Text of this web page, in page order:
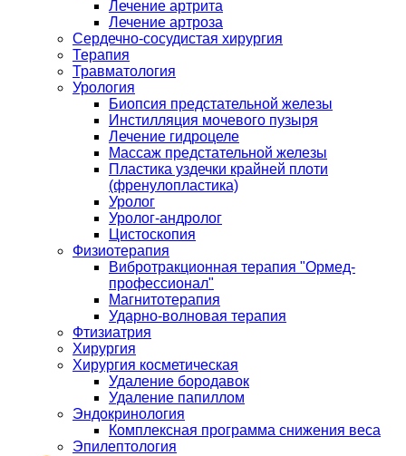
Лечение артрита
Лечение артроза
Сердечно-сосудистая хирургия
Терапия
Травматология
Урология
Биопсия предстательной железы
Инстилляция мочевого пузыря
Лечение гидроцеле
Массаж предстательной железы
Пластика уздечки крайней плоти
(френулопластика)
Уролог
Уролог-андролог
Цистоскопия
Физиотерапия
Вибротракционная терапия "Ормед-
профессионал"
Магнитотерапия
Ударно-волновая терапия
Фтизиатрия
Хирургия
Хирургия косметическая
Удаление бородавок
Удаление папиллом
Эндокринология
Комплексная программа снижения веса
Эпилептология